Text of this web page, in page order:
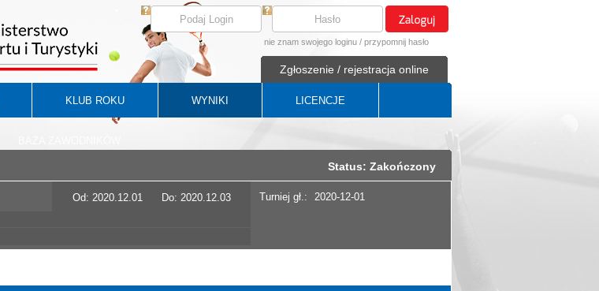
nie znam swojego loginu / przypomnij hasło
Zgłoszenie / rejestracja online
KLUB ROKU WYNIKI LICENCJE
Status: Zakończony
Od: 2020.12.01 Do: 2020.12.03 Turniej gł.: 2020-12-01